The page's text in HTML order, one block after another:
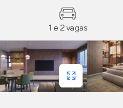
1 e 2 vagas